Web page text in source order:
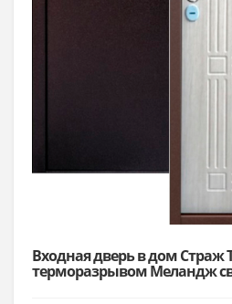
Входная дверь в дом Страж
терморазрывом Меландж